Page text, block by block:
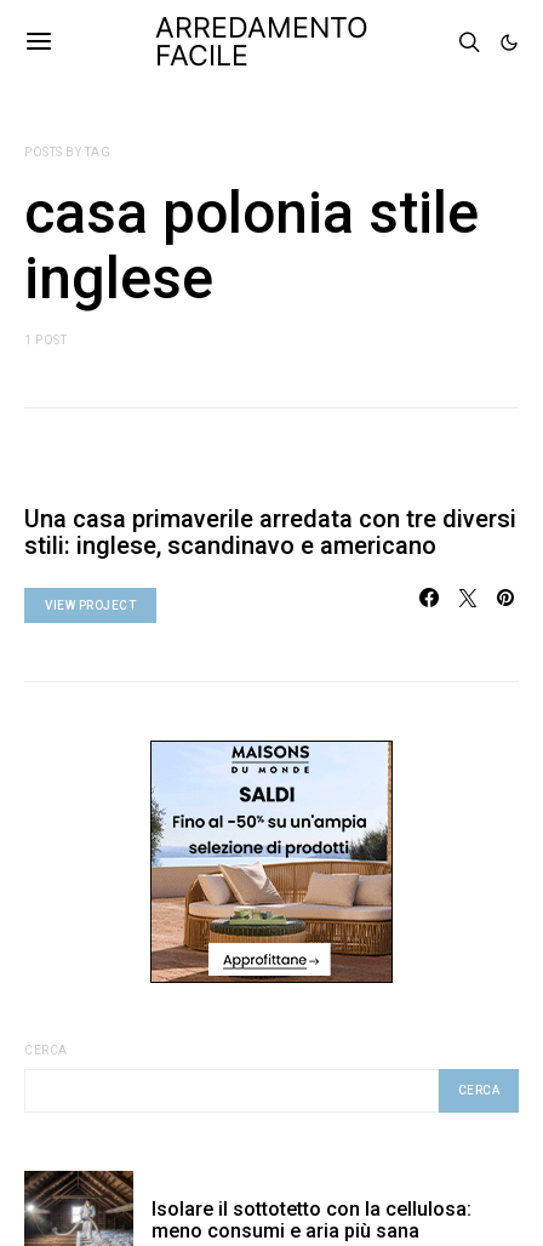
ARREDAMENTO
FACILE
POSTS BY TAG
casa polonia stile
inglese
1 POST
Una casa primaverile arredata con tre diversi
stili: inglese, scandinavo e americano
VIEW PROJECT
CERCA
CERCA
Isolare il sottotetto con la cellulosa:
meno consumi e aria più sana